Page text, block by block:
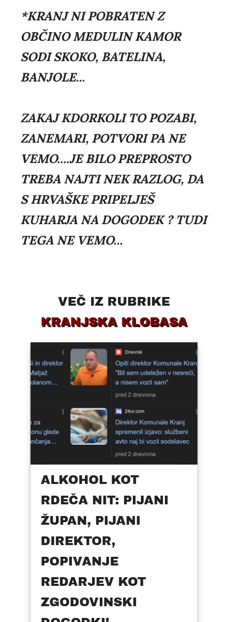
*KRANJ NI POBRATEN Z
OBČINO MEDULIN KAMOR
SODI SKOKO, BATELINA,
BANJOLE...
ZAKAJ KDORKOLI TO POZABI,
ZANEMARI, POTVORI PA NE
VEMO....JE BILO PREPROSTO
TREBA NAJTI NEK RAZLOG, DA
S HRVAŠKE PRIPELJEŠ
KUHARJA NA DOGODEK ? TUDI
TEGA NE VEMO...
VEČ IZ RUBRIKE
KRANJSKA KLOBASA
ALKOHOL KOT
RDEČA NIT: PIJANI
ŽUPAN, PIJANI
DIREKTOR,
POPIVANJE
REDARJEV KOT
ZGODOVINSKI